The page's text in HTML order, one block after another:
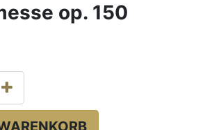
op. 150